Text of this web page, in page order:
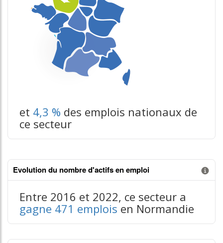
et 4,3 % des emplois nationaux de
ce secteur
Evolution du nombre d'actifs en emploi
Entre 2016 et 2022, ce secteur a
gagne 471 emplois en Normandie